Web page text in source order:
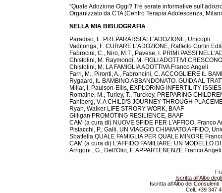
"Quale Adozione Oggi? Tre serate informative
Organizzato da CTA (Centro Terapia Adolescenza,
NELLA MIA BIBLIOGRAFIA
Paradiso, L. PREPARARSI ALL'ADOZIONE, Unicopli
Vadilonga, F. CURARE L'ADOZIONE, Raffello Cortin
Fabrocini, C., Niro, M.T., Pavese, I. PRIMI PASSI
Chistolini, M. Raymondi, M. FIGLI ADOTTIVI
Chistolini, M. LA FAMIGLIA ADOTTIVA Franco Angeli
Farri, M., Pironti, A., Fabroncini, C. ACCOGLIERE IL
Rygaard, IL BAMBINO ABBANDONATO. GUIDA AL
Millar, I, Paulson-Ellis, EXPLORING INFERTILITY
Romaine, M., Turley, T., Turckey, PREPARING
Fahlberg, V. A CHILD'S JOURNEY THROUGH
Ryan, Walker LIFE STRORY WORK, BAAF
Gilligan PROMOTING RESILIENCE, BAAF
CAM (a cura di) NUOVE SFIDE PER L'AFFIDO, Franco
Pistacchi, P., Galli, UN VIAGGIO CHIAMATO AFFIDO,
Sbattella QUALE FAMIGLIA PER QUALE MINORE
CAM (a cura di) L'AFFIDO FAMILIARE: UN MODELLO
Arrigoni., G., Dell'Olio, F. APPARTENENZE Franco Angeli
Iscritta all'Albo
Iscritta all'Albo dei Consulenti
Cell. +39 347